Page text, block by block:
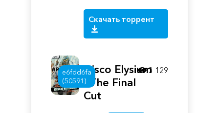
Скачать торрент
e6fdd6fa
(50591)
Disco Elysium
- The Final
Cut
3 129